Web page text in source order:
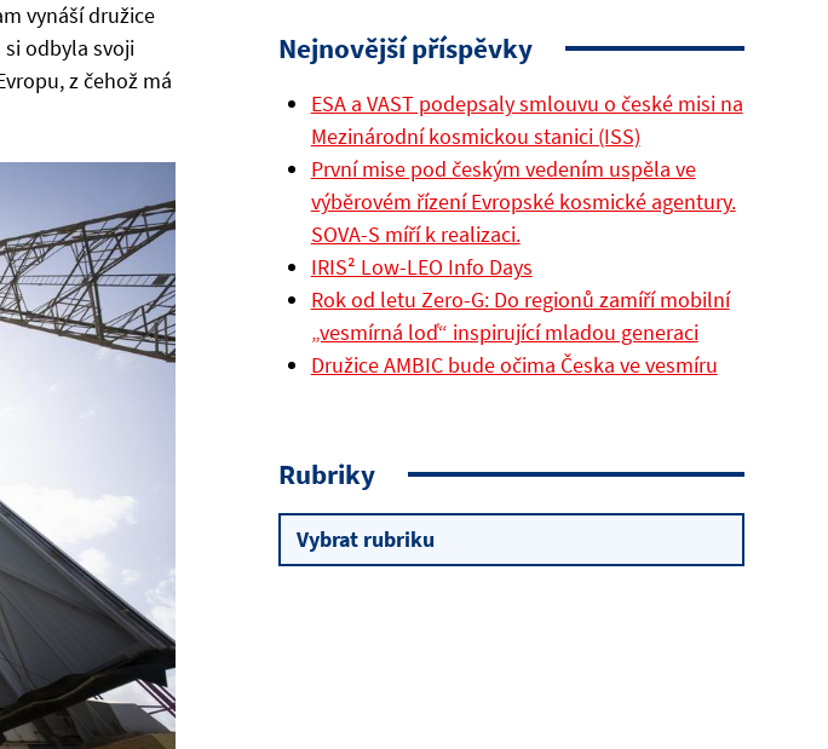
vynáší družice
odbyla svoji
z čehož má
Nejnovější příspěvky
ESA a VAST podepsaly smlouvu o české misi na
Mezinárodní kosmickou stanici (ISS)
První mise pod českým vedením uspěla ve
výběrovém řízení Evropské kosmické agentury.
SOVA-S míří k realizaci.
IRIS² Low-LEO Info Days
Rok od letu Zero-G: Do regionů zamíří mobilní
„vesmírná loď“ inspirující mladou generaci
Družice AMBIC bude očima Česka ve vesmíru
Rubriky
Rubriky